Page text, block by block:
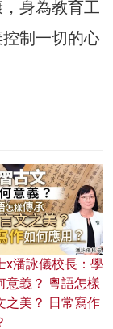
身為教育工
制一切的心
x潘詠儀校長：學
意義？ 粵語怎樣
之美？ 日常寫作